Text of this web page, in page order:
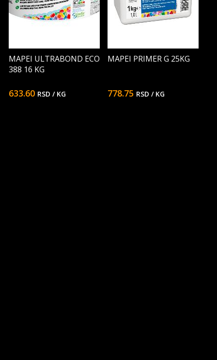
MAPEI ULTRABOND ECO
388 16 KG
633.60 RSD / KG
MAPEI PRIMER G 25KG
778.75 RSD / KG